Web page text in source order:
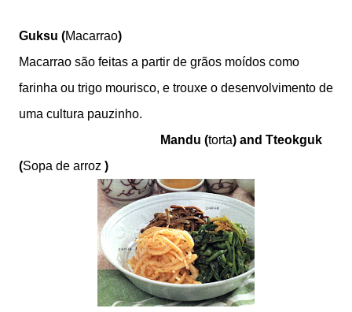
Guksu (Macarrao)
Macarrao são feitas a partir de grãos moídos como
farinha ou trigo mourisco, e trouxe o desenvolvimento de
uma cultura pauzinho.
Mandu (torta) and Tteokguk
(Sopa de arroz )